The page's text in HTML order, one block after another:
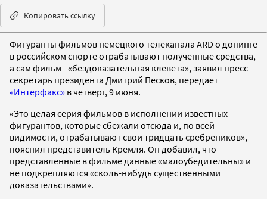
Копировать ссылку
Фигуранты фильмов немецкого телеканала ARD о допинге
в российском спорте отрабатывают полученные средства,
а сам фильм - «бездоказательная клевета», заявил пресс-
секретарь президента Дмитрий Песков, передает
«Интерфакс» в четверг, 9 июня.
«Это целая серия фильмов в исполнении известных
фигурантов, которые сбежали отсюда и, по всей
видимости, отрабатывают свои тридцать сребреников», -
пояснил представитель Кремля. Он добавил, что
представленные в фильме данные «малоубедительны» и
не подкрепляются «сколь-нибудь существенными
доказательствами».